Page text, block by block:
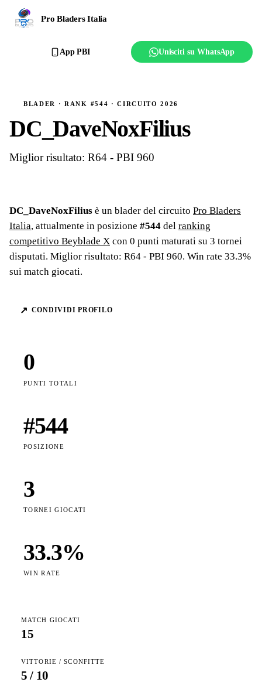
Pro Bladers Italia
Ranking
Regolamento
Affilia il club
App PBI Unisciti su WhatsApp
BLADER · RANK #544 · CIRCUITO 2026
DC_DaveNoxFilius
Miglior risultato: R64 - PBI 960
DC_DaveNoxFilius è un blader del circuito Pro Bladers
Italia, attualmente in posizione #544 del ranking
competitivo Beyblade X con 0 punti maturati su 3 tornei
disputati. Miglior risultato: R64 - PBI 960. Win rate 33.3%
sui match giocati.
↗ CONDIVIDI PROFILO
0
PUNTI TOTALI
#544
POSIZIONE
3
TORNEI GIOCATI
33.3%
WIN RATE
MATCH GIOCATI
15
VITTORIE / SCONFITTE
5 / 10